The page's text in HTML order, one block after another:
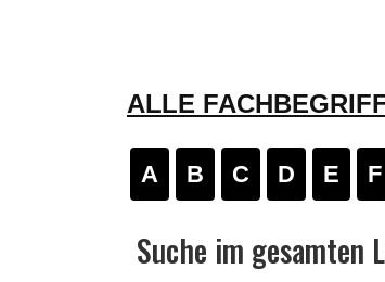
ALLE
A B C D E F
Suche im gesamten